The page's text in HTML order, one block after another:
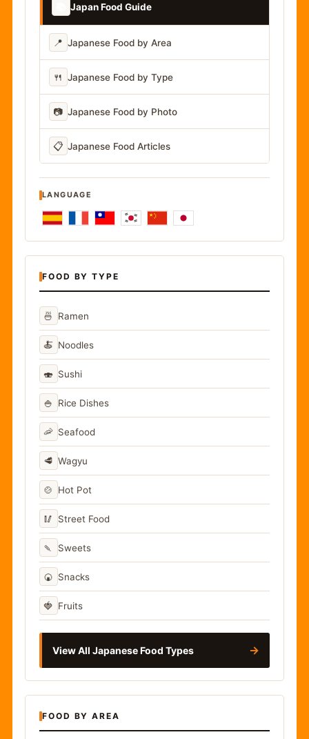
Japan Food Guide
📍 Japanese Food by Area
🍴 Japanese Food by Type
📷 Japanese Food by Photo
📋 Japanese Food Articles
LANGUAGE
FOOD BY TYPE
🍜 Ramen
🍝 Noodles
🍣 Sushi
🍚 Rice Dishes
🦐 Seafood
🥩 Wagyu
🍲 Hot Pot
🥢 Street Food
🍡 Sweets
🍘 Snacks
🍓 Fruits
View All Japanese Food Types →
FOOD BY AREA